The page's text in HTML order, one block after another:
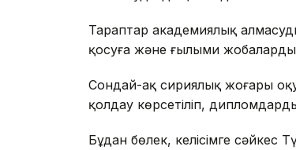
Тараптар академиялық
қосуға және ғылыми жобаларды
Сондай-ақ сириялық жоғары
қолдау көрсетіліп,
Бұдан бөлек, келісімге сәйкес